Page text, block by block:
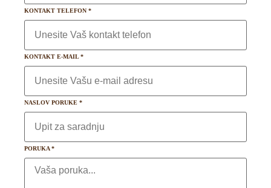
KONTAKT TELEFON *
KONTAKT E-MAIL*
NASLOV PORUKE *
PORUKA*